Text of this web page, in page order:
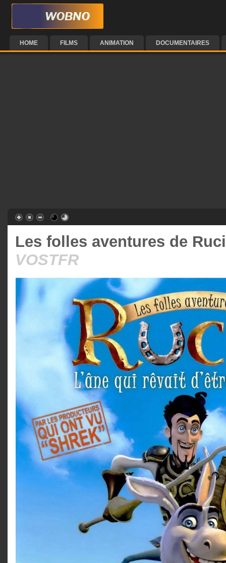
HOME FILMS ANIMATION DOCUMENTAIRES
Les folles aventures de
VOSTFR